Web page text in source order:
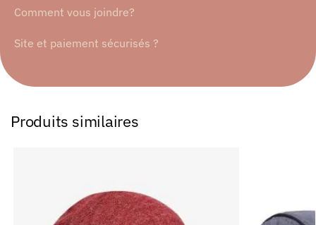
Comment vous joindre?
Site et paiement sécurisés ?
Produits similaires